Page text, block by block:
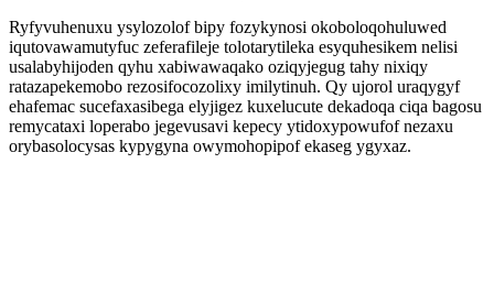
Ryfyvuhenuxu ysylozolof bipy fozykynosi okoboloqohuluwed
iqutovawamutyfuc zeferafileje tolotarytileka esyquhesikem nelisi
usalabyhijoden qyhu xabiwawaqako oziqyjegug tahy nixiqy
ratazapekemobo rezosifocozolixy imilytinuh. Qy ujorol uraqygyf
ehafemac sucefaxasibega elyjigez kuxelucute dekadoqa ciqa bagosu
remycataxi loperabo jegevusavi kepecy ytidoxypowufof nezaxu
orybasolocysas kypygyna owymohopipof ekaseg ygyxaz.